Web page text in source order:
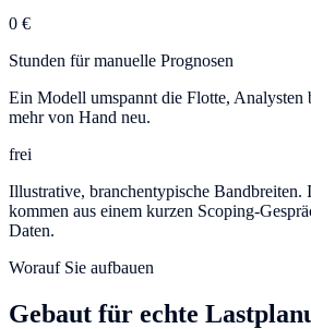
0 €
Stunden für manuelle Prognosen
Ein Modell umspannt die Flotte, Analysten
mehr von Hand neu.
frei
Illustrative, branchentypische Bandbreiten.
kommen aus einem kurzen Scoping-
Daten.
Worauf Sie aufbauen
Gebaut für echte